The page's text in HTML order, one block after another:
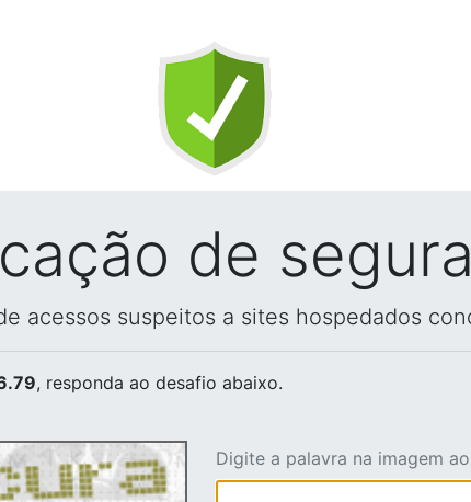
de
acessos suspeitos a sites hospedados
, responda ao desafio abaixo.
Digite a palavra na imagem